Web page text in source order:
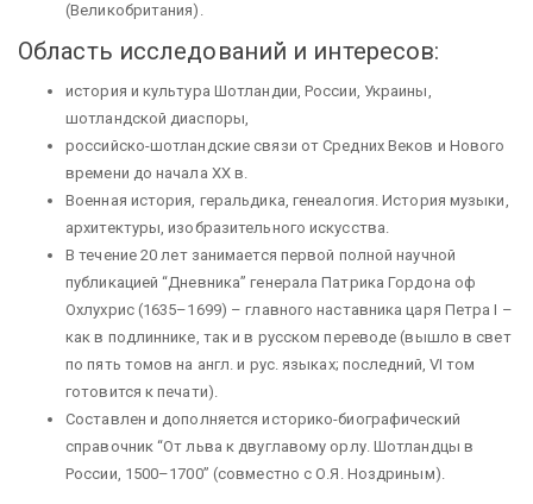
(Великобритания).
Область исследований и интересов:
история и культура Шотландии, России, Украины,
шотландской диаспоры,
российско-шотландские связи от Средних Веков и Нового
времени до начала XX в.
Военная история, геральдика, генеалогия. История музыки,
архитектуры, изобразительного искусства.
В течение 20 лет занимается первой полной научной
публикацией “Дневника” генерала Патрика Гордона оф
Охлухрис (1635–1699) – главного наставника царя Петра I –
как в подлиннике, так и в русском переводе (вышло в свет
по пять томов на англ. и рус. языках; последний, VI том
готовится к печати).
Составлен и дополняется историко-биографический
справочник “От льва к двуглавому орлу. Шотландцы в
России, 1500–1700” (совместно с О.Я. Ноздриным).